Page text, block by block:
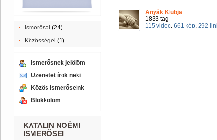
Ismerősei (24)
Közösségei (1)
Ismerősnek jelölöm
Üzenetet írok neki
Közös ismerőseink
Blokkolom
KATALIN NOÉMI
ISMERŐSEI
Anyák Klubja
1833 tag
115 video, 661 kép, 292